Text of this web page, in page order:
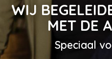
WIJ
MET DE
Speciaal